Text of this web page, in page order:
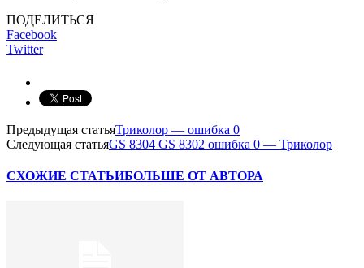
ПОДЕЛИТЬСЯ
Facebook
Twitter
Предыдущая статьяТриколор — ошибка 0
Следующая статьяGS 8304 GS 8302 ошибка 0 — Триколор
СХОЖИЕ СТАТЬИБОЛЬШЕ ОТ АВТОРА